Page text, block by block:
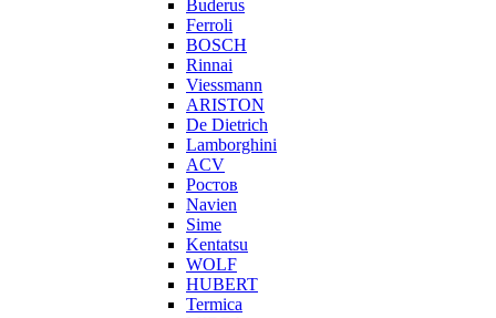
Buderus
Ferroli
BOSCH
Rinnai
Viessmann
ARISTON
De Dietrich
Lamborghini
ACV
Ростов
Navien
Sime
Kentatsu
WOLF
HUBERT
Termica